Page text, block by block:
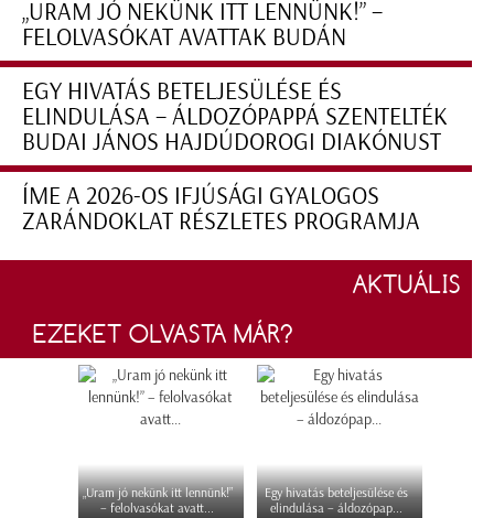
„URAM JÓ NEKÜNK ITT LENNÜNK!” –
FELOLVASÓKAT AVATTAK BUDÁN
EGY HIVATÁS BETELJESÜLÉSE ÉS
ELINDULÁSA – ÁLDOZÓPAPPÁ SZENTELTÉK
BUDAI JÁNOS HAJDÚDOROGI DIAKÓNUST
ÍME A 2026-OS IFJÚSÁGI GYALOGOS
ZARÁNDOKLAT RÉSZLETES PROGRAMJA
AKTUÁLIS
EZEKET OLVASTA MÁR?
„Uram jó nekünk itt lennünk!”
– felolvasókat avatt...
Egy hivatás beteljesülése és
elindulása – áldozópap...